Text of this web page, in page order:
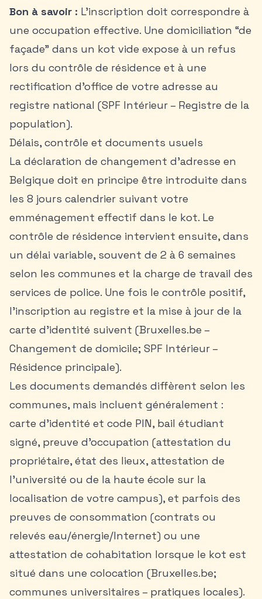
Bon à savoir : L’inscription doit correspondre à
une occupation effective. Une domiciliation “de
façade” dans un kot vide expose à un refus
lors du contrôle de résidence et à une
rectification d’office de votre adresse au
registre national (SPF Intérieur – Registre de la
population).
Délais, contrôle et documents usuels
La déclaration de changement d’adresse en
Belgique doit en principe être introduite dans
les 8 jours calendrier suivant votre
emménagement effectif dans le kot. Le
contrôle de résidence intervient ensuite, dans
un délai variable, souvent de 2 à 6 semaines
selon les communes et la charge de travail des
services de police. Une fois le contrôle positif,
l’inscription au registre et la mise à jour de la
carte d’identité suivent (Bruxelles.be –
Changement de domicile; SPF Intérieur –
Résidence principale).
Les documents demandés diffèrent selon les
communes, mais incluent généralement :
carte d’identité et code PIN, bail étudiant
signé, preuve d’occupation (attestation du
propriétaire, état des lieux, attestation de
l’université ou de la haute école sur la
localisation de votre campus), et parfois des
preuves de consommation (contrats ou
relevés eau/énergie/Internet) ou une
attestation de cohabitation lorsque le kot est
situé dans une colocation (Bruxelles.be;
communes universitaires – pratiques locales).